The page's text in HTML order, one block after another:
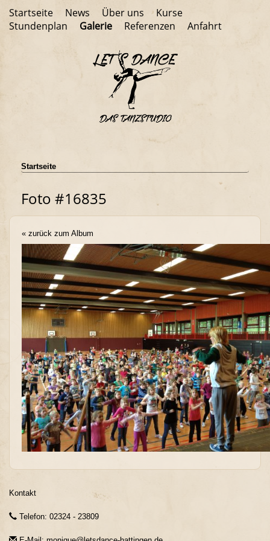
Startseite News Über uns
Kurse
Stundenplan
Galerie Referenzen Anfahrt
Startseite
Foto #16835
« zurück zum Album
Kontakt
Telefon: 02324 - 23809